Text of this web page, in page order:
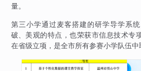
量。
第三小学通过麦客搭建的研学导学系
破、美观的特点，也荣获市信息技术专
在省级立项，是全市所有参赛小学队伍中